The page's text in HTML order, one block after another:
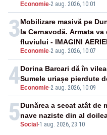
Economie-2 aug. 2026, 10:01
3
Economie-2 aug. 2026, 10:07
Mobilizare masivă pe
la Cernavodă. Armata
fluviului - IMAGINI
4 Economie-2 aug. 2026, 10:09
Dorina Barcari dă în
Sumele uriașe pierdute
5Social -1 aug. 2026, 23:10
Dunărea a secat atât de
nave naziste din al